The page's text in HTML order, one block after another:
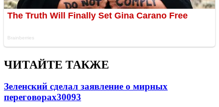
ЧИТАЙТЕ ТАКЖЕ
Зеленский сделал заявление о мирных
переговорах30093